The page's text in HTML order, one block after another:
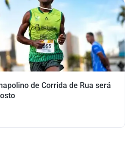
de Corrida de Rua será